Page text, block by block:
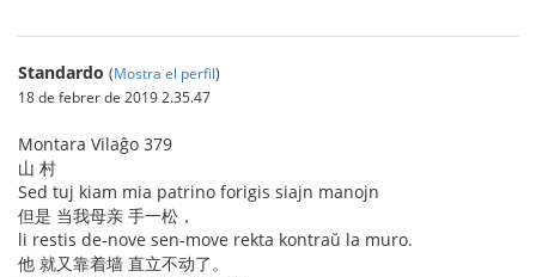
Standardo (Mostra el perfil)
18 de febrer de 2019 2.35.47
Montara Vilaĝo 379
山 村
Sed tuj kiam mia patrino forigis siajn manojn
但是 当我母亲 手一松，
li restis de-nove sen-move rekta kontraŭ la muro.
他 就又靠着墙 直立不动了。